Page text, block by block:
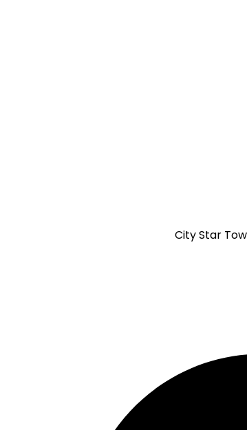
City Star